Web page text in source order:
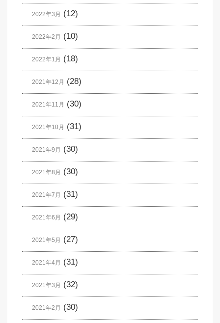
2022年3月 (12)
2022年2月 (10)
2022年1月 (18)
2021年12月 (28)
2021年11月 (30)
2021年10月 (31)
2021年9月 (30)
2021年8月 (30)
2021年7月 (31)
2021年6月 (29)
2021年5月 (27)
2021年4月 (31)
2021年3月 (32)
2021年2月 (30)